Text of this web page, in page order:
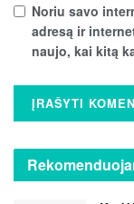
Noriu savo
adresą ir
naujo, kai kitą